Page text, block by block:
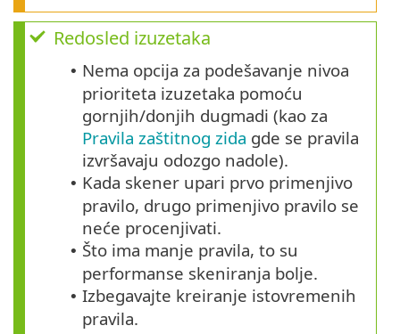
Redosled izuzetaka
• Nema opcija za podešavanje nivoa
prioriteta izuzetaka pomoću
gornjih/donjih dugmadi (kao za
Pravila zaštitnog zida gde se pravila
izvršavaju odozgo nadole).
• Kada skener upari prvo primenjivo
pravilo, drugo primenjivo pravilo se
neće procenjivati.
• Što ima manje pravila, to su
performanse skeniranja bolje.
• Izbegavajte kreiranje istovremenih
pravila.